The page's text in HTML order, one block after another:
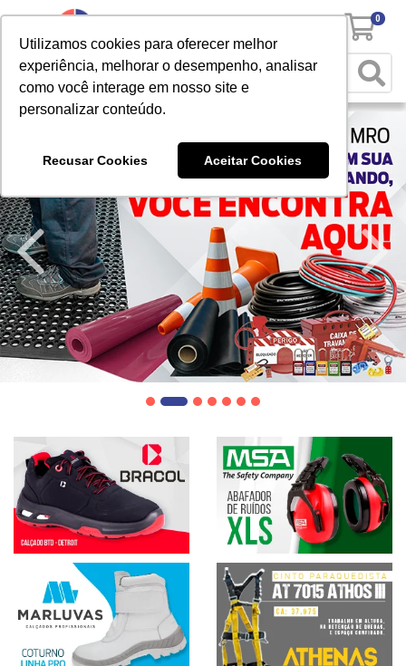
Utilizamos cookies para oferecer melhor
experiência, melhorar o desempenho, analisar
como você interage em nosso site e
personalizar conteúdo.
Recusar Cookies Aceitar Cookies
0